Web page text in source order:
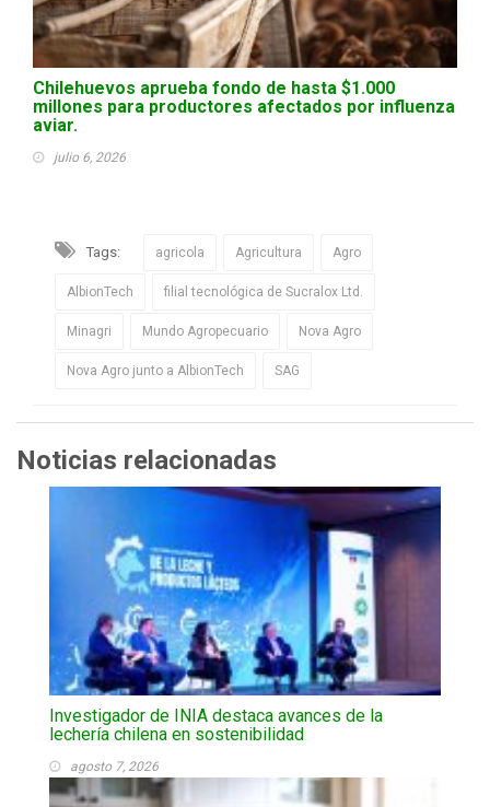
Chilehuevos aprueba fondo de hasta $1.000
millones para productores afectados por influenza
aviar.
julio 6, 2026
Tags: agricola Agricultura Agro
AlbionTech filial tecnológica de Sucralox Ltd.
Minagri Mundo Agropecuario Nova Agro
Nova Agro junto a AlbionTech SAG
Noticias relacionadas
Investigador de INIA destaca avances de la
lechería chilena en sostenibilidad
agosto 7, 2026